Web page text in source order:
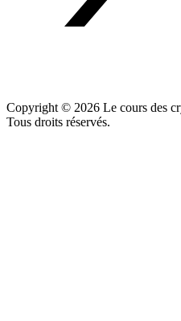
Copyright © 2026 Le cours des
Tous droits réservés.